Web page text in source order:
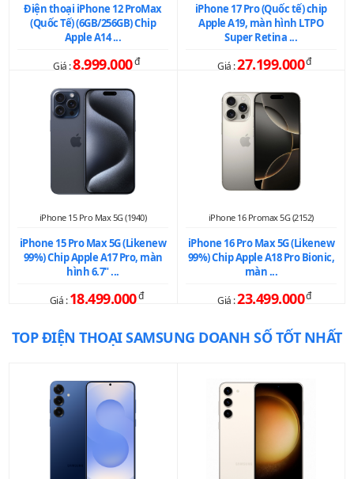
Điện thoại iPhone 12 ProMax
(Quốc Tế) (6GB/256GB) Chip
Apple A14 ...
Giá :8.999.000đ
iPhone 17 Pro (Quốc tế) chip
Apple A19, màn hình LTPO
Super Retina ...
Giá :27.199.000đ
iPhone 15 Pro Max 5G (1940)
iPhone 15 Pro Max 5G (Likenew
99%) Chip Apple A17 Pro, màn
hình 6.7" ...
Giá :18.499.000đ
iPhone 16 Promax 5G (2152)
iPhone 16 Pro Max 5G (Likenew
99%) Chip Apple A18 Pro Bionic,
màn ...
Giá :23.499.000đ
TOP ĐIỆN THOẠI SAMSUNG DOANH SỐ TỐT NHẤT